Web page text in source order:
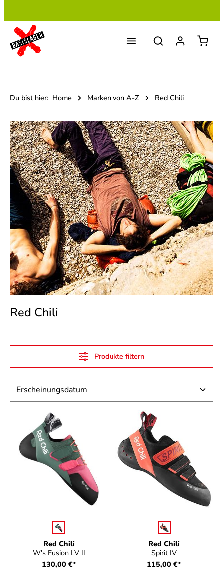
Du bist hier: Home Marken von A-Z Red Chili
Red Chili
Produkte filtern
Red Chili
W's Fusion LV II
Farbeauswählen
130,00 €*
Red Chili
Spirit IV
Farbe
115,00 €*